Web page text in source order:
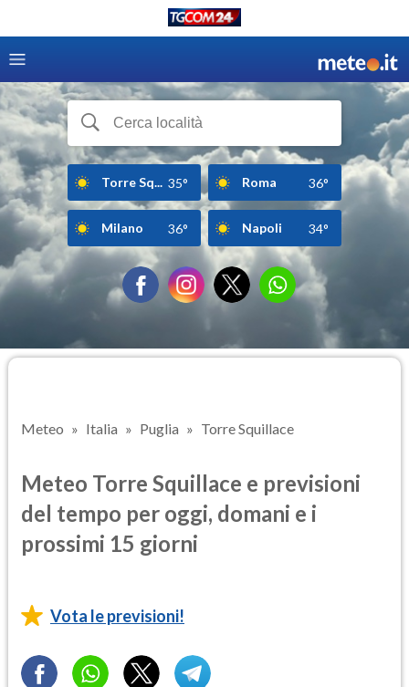
Torre Sq... 35° Roma 36°
Milano 36° Napoli 34°
Meteo Italia Puglia Torre Squillace
Meteo Torre Squillace e previsioni
del tempo per oggi, domani e i
prossimi 15 giorni
Vota le previsioni!